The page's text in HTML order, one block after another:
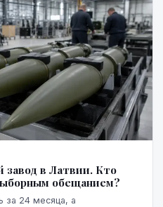
завод в Латвии. Кто
обещанием?
за 24 месяца, а